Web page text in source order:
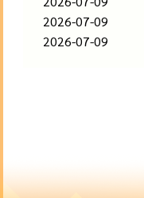
2026-07-09
2026-07-09